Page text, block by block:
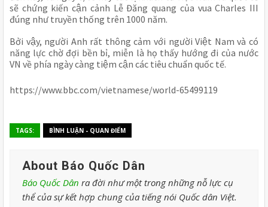
sẽ chứng kiến cận cảnh Lễ Đăng quang của vua Charles III
đúng như truyền thống trên 1000 năm.
Bởi vậy, người Anh rất thông cảm với người Việt Nam và có
năng lực chờ đợi bền bỉ, miễn là họ thấy hướng đi của nước
VN về phía ngày càng tiệm cận các tiêu chuẩn quốc tế.
https://www.bbc.com/vietnamese/world-65499119
TAGS: BÌNH LUẬN - QUAN ĐIỂM
About Báo Quốc Dân
Báo Quốc Dân ra đời như một trong những nỗ lực cụ
thể của sự kết hợp chung của tiếng nói Quốc dân Việt.